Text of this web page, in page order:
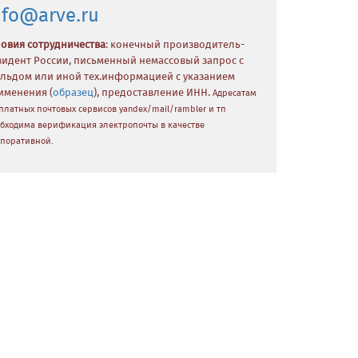
сотрудничества: конечный производитель-
России, письменный немассовый запрос с
или иной тех.информацией с указанием
(образец), предоставление ИНН. Адресатам
почтовых сервисов yandex/mail/rambler и тп
верификация электропочты в качестве